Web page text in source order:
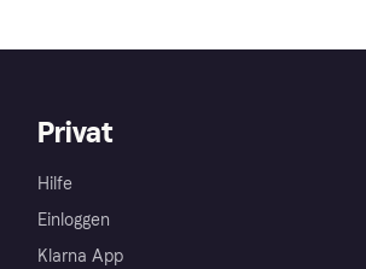
Privat
Hilfe
Einloggen
Klarna App